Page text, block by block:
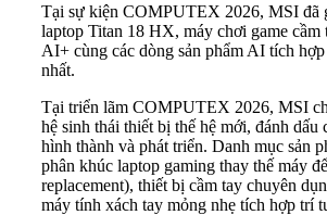
Tại sự kiện COMPUTEX 2026, MSI đã
laptop Titan 18 HX, máy chơi game
AI+ cùng các dòng sản phẩm AI tích
nhất.
Tại triển lãm COMPUTEX 2026, MSI
hệ sinh thái thiết bị thế hệ mới, đánh dấu
hình thành và phát triển. Danh mục sản
phân khúc laptop gaming thay thế máy
replacement), thiết bị cầm tay chuyên
máy tính xách tay mỏng nhẹ tích hợp trí